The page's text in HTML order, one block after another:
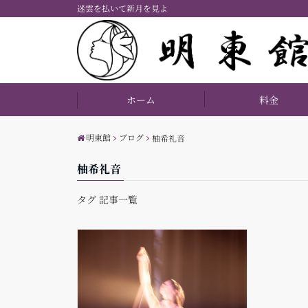
迷雲を払いて新月を見よ
ホーム 料金
明東館 ブログ 柚希礼音
柚希礼音
タグ 記事一覧